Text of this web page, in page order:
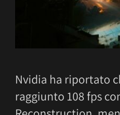
Nvidia ha riportato
raggiunto 108 fps